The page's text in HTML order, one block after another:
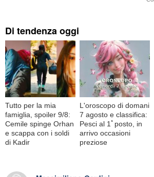
Di tendenza oggi
Tutto per la mia
famiglia, spoiler 9/8:
Cemile spinge Orhan
e scappa con i soldi
di Kadir
L'oroscopo di domani
7 agosto e classifica:
Pesci al 1ﾟposto, in
arrivo occasioni
preziose